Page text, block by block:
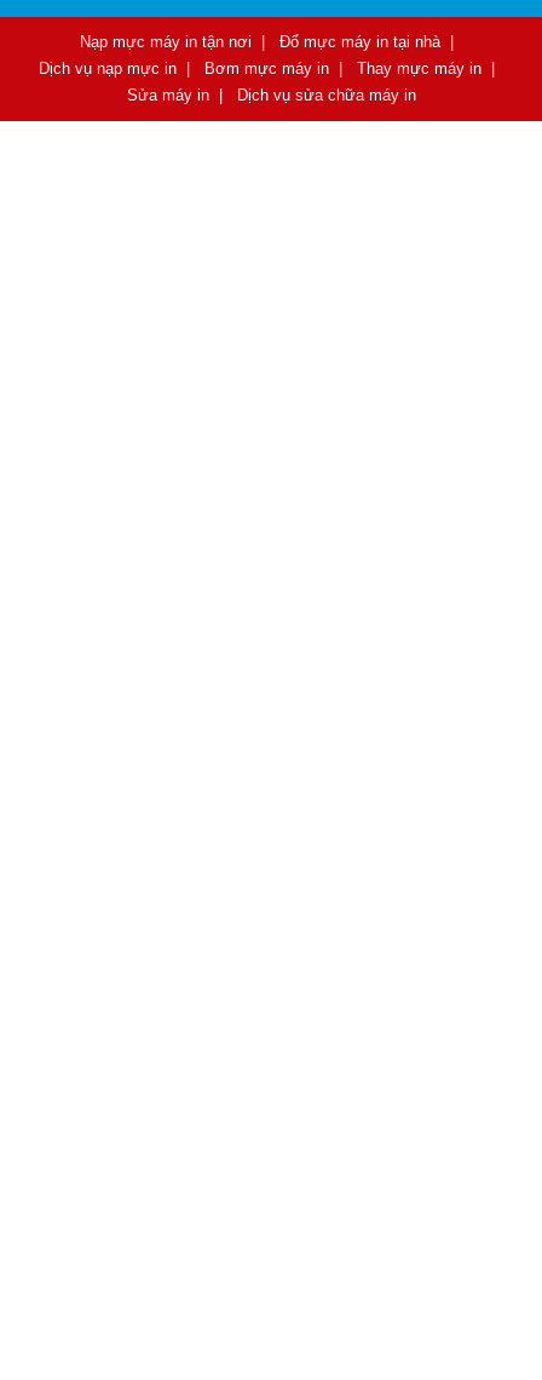
Nạp mực máy in tận nơi Đổ mực máy in tại nhà|
Dịch vụ nạp mực in| Bơm mực máy in| Thay mực máy in|
Sửa máy in| Dịch vụ sửa chữa máy in